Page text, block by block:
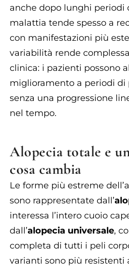
anche dopo lunghi periodi
malattia tende spesso a
con manifestazioni più
variabilità rende
clinica: i pazienti possono
miglioramento a periodi di
senza una progressione
nel tempo.
Alopecia totale e
cosa cambia
Le forme più estreme
sono rappresentate dall’
interessa l’intero cuoio
dall’alopecia universale,
completa di tutti i peli
varianti sono più resistenti